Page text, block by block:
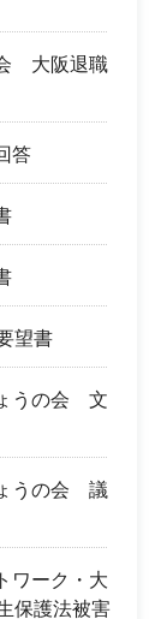
大阪退職
答
望書
うの会 文
うの会 議
ワーク・大
保護法被害